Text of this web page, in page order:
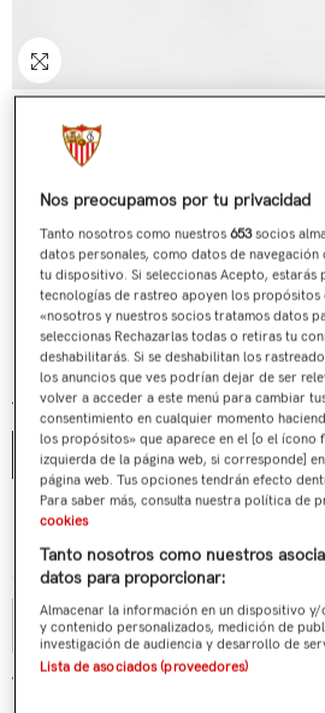
Monedero Sevilla FC Negro Piel
Precio regular
€19,90
Talla:Unica
Unica
¿Tienes alguna duda?
Cantidad:
Total parcial: €19,90
Nos preocupamos por tu privacidad
Tanto nosotros como nuestros653socios
datos personales, como datos de
tu dispositivo. Si seleccionas Acepto, estarás
tecnologías de rastreo apoyen los propósitos
«nosotros y nuestros socios tratamos datos
seleccionas Rechazarlas todas o retiras tu
deshabilitarás. Si se deshabilitan los
los anuncios que ves podrían dejar de ser
volver a acceder a este menú para cambiar
consentimiento en cualquier momento
los propósitos» que aparece en el [o el
izquierda de la página web, si corresponde]
página web. Tus opciones tendrán efecto
Para saber más, consulta nuestra política de
cookies
Tanto nosotros como nuestros
datos para proporcionar:
Almacenar la información en un dispositivo
y contenido personalizados, medición de
investigación de audiencia y desarrollo de
Lista de asociados (proveedores)